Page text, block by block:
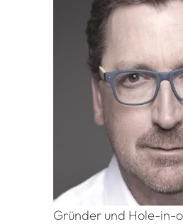
Gründer und Hole-in-